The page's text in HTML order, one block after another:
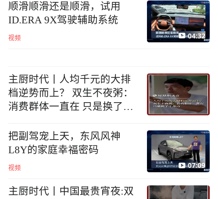
顺滑顺滑还是顺滑，试用
ID.ERA 9X驾驶辅助系统
视频 04:32
主厨时代丨人均千元的大排
档逆势而上？ 双生不夜粥：
消费群体一直在 只是换了个
把副驾宠上天，东风风神
L8Y的家庭幸福密码
视频 07:09
主厨时代丨中国最贵宵夜:双